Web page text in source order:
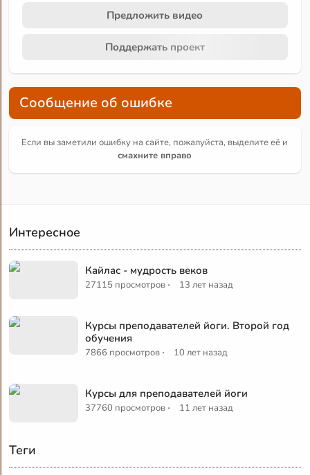
Предложить видео
Поддержать проект
Сообщение об ошибке
Если вы заметили ошибку на сайте, пожалуйста, выделите её и
смахните вправо
Интересное
Кайлас - мудрость веков
27115 просмотров · 13 лет назад
Курсы преподавателей йоги. Второй год
обучения
7866 просмотров · 10 лет назад
Курсы для преподавателей йоги
37760 просмотров · 11 лет назад
Теги